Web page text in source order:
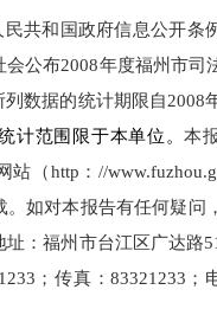
民共和国政府信息公开条
会公布2008年度福州市司
数据的统计期限自2008
计范围限于本单位。本
站（http ：//
。如对本报告有任何疑问
：福州市台江区广达路
；传真：83321233；